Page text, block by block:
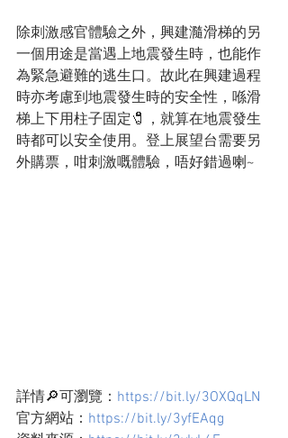
除刺激感官體驗之外，興建瀡滑梯的另
一個用途是當遇上地震發生時，也能作
為緊急避難的逃生口。故此在興建過程
時亦考慮到地震發生時的安全性，喺滑
梯上下用柱子固定🧷，就算在地震發生
時都可以安全使用。登上展望台需要另
外購票，咁刺激嘅體驗，唔好錯過喇~
詳情🔎可瀏覽： https://bit.ly/3OXQqLN
官方網站： https://bit.ly/3yfEAqg